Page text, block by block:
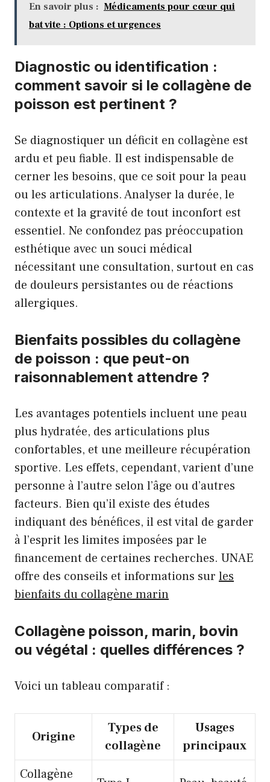
En savoir plus : Médicaments pour cœur qui
bat vite : Options et urgences
Diagnostic ou identification :
comment savoir si le collagène de
poisson est pertinent ?
Se diagnostiquer un déficit en collagène est
ardu et peu fiable. Il est indispensable de
cerner les besoins, que ce soit pour la peau
ou les articulations. Analyser la durée, le
contexte et la gravité de tout inconfort est
essentiel. Ne confondez pas préoccupation
esthétique avec un souci médical
nécessitant une consultation, surtout en cas
de douleurs persistantes ou de réactions
allergiques.
Bienfaits possibles du collagène
de poisson : que peut-on
raisonnablement attendre ?
Les avantages potentiels incluent une peau
plus hydratée, des articulations plus
confortables, et une meilleure récupération
sportive. Les effets, cependant, varient d’une
personne à l’autre selon l’âge ou d’autres
facteurs. Bien qu’il existe des études
indiquant des bénéfices, il est vital de garder
à l’esprit les limites imposées par le
financement de certaines recherches. UNAE
offre des conseils et informations sur les
bienfaits du collagène marin
Collagène poisson, marin, bovin
ou végétal : quelles différences ?
Voici un tableau comparatif :
Origine
Types de
collagène
Usages
principaux
Collagène